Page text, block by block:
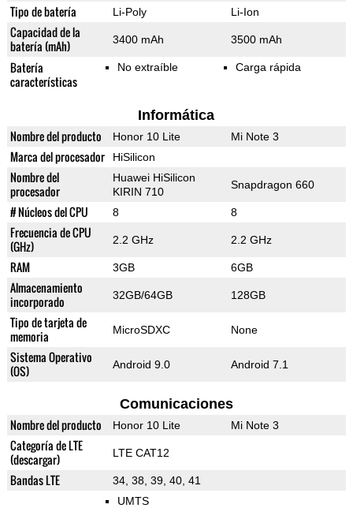
Tipo de batería Li-Poly Li-Ion
Capacidad de la
batería (mAh)
3400 mAh 3500 mAh
Batería
características
No extraíble Carga rápida
Informática
Nombre del producto Honor 10 Lite Mi Note 3
Marca del procesador HiSilicon
Nombre del
procesador
Huawei HiSilicon
KIRIN 710
Snapdragon 660
# Núcleos del CPU 8 8
Frecuencia de CPU
(GHz)
2.2 GHz 2.2 GHz
RAM 3GB 6GB
Almacenamiento
incorporado
32GB/64GB 128GB
Tipo de tarjeta de
memoria
MicroSDXC None
Sistema Operativo
(OS)
Android 9.0 Android 7.1
Comunicaciones
Nombre del producto Honor 10 Lite Mi Note 3
Categoría de LTE
(descargar)
LTE CAT12
Bandas LTE
34, 38, 39, 40, 41
UMTS